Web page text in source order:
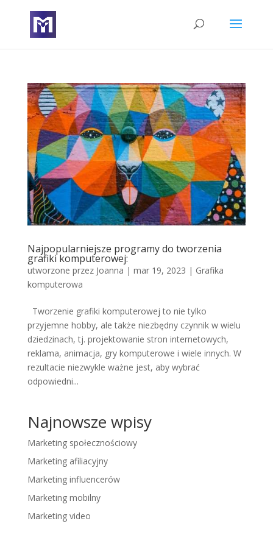
Najpopularniejsze programy do tworzenia
grafiki komputerowej:
utworzone przez Joanna | mar 19, 2023 | Grafika
komputerowa
Tworzenie grafiki komputerowej to nie tylko
przyjemne hobby, ale także niezbędny czynnik w wielu
dziedzinach, tj. projektowanie stron internetowych,
reklama, animacja, gry komputerowe i wiele innych. W
rezultacie niezwykle ważne jest, aby wybrać
odpowiedni...
Najnowsze wpisy
Marketing społecznościowy
Marketing afiliacyjny
Marketing influencerów
Marketing mobilny
Marketing video